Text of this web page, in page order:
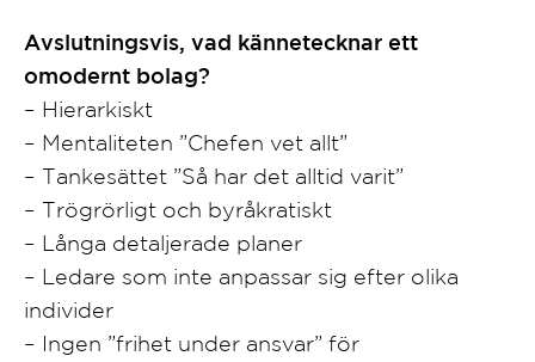
Avslutningsvis, vad kännetecknar ett
omodernt bolag?
– Hierarkiskt
– Mentaliteten ”Chefen vet allt”
– Tankesättet ”Så har det alltid varit”
– Trögrörligt och byråkratiskt
– Långa detaljerade planer
– Ledare som inte anpassar sig efter olika
individer
– Ingen ”frihet under ansvar” för